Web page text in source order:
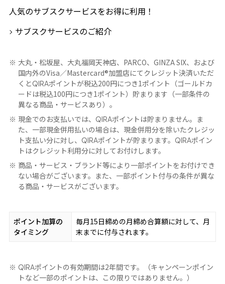
人気のサブスクサービスをお得に利用！
サブスクサービスのご紹介
大丸・松坂屋、大丸福岡天神店、PARCO、GINZA SIX、および
国内外のVisa／Mastercard®加盟店にてクレジット決済いただ
くとQIRAポイントが税込200円につき1ポイント（ゴールドカ
ードは税込100円につき1ポイント）貯まります（一部条件の
異なる商品・サービスあり）。
現金でのお支払いでは、 QIRAポイントは貯まりません。ま
た、一部現金併用払いの場合は、現金併用分を除いたクレジッ
ト支払い分に対し、 QIRAポイントが貯まります。 QIRAポイン
トはクレジット利用分に対してお付けします。
商品・サービス・ブランド等により一部ポイントをお付けでき
ない場合がございます。また、一部ポイント付与の条件が異な
る商品・サービスがございます。
ポイント加算の
タイミング
毎月15日締めの月締め合算額に対して、月
末までに付与されます。
QIRAポイントの有効期間は2年間です。（キャンペーンポイン
トなど一部のポイントは、この限りではありません。）